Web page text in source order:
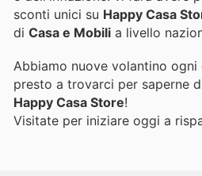
sconti unici su Happy Casa
di Casa e Mobili a livello
Abbiamo nuove volantino
presto a trovarci per saperne
Happy Casa Store!
Visitate per iniziare oggi a